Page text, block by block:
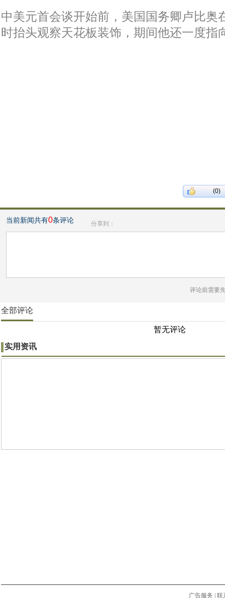
中美元首会谈开始前，美国国务卿卢比奥
时抬头观察天花板装饰，期间他还一度指
(0)
当前新闻共有0条评论 分享到：
评论前需要
全部评论
暂无评论
实用资讯
广告服务 联